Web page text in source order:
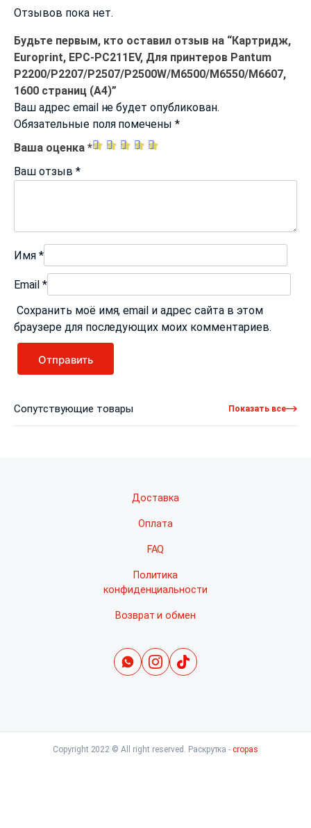
Отзывов пока нет.
Будьте первым, кто оставил отзыв на “Картридж,
Europrint, EPC-PC211EV, Для принтеров Pantum
P2200/P2207/P2507/P2500W/M6500/M6550/M6607,
1600 страниц (А4)”
Ваш адрес email не будет опубликован.
Обязательные поля помечены*
Ваша оценка *
Ваш отзыв *
Имя *
Email *
Сохранить моё имя, email и адрес сайта в этом
браузере для последующих моих комментариев.
Сопутствующие товары Показать все
Доставка
Оплата
FAQ
Политика
конфиденциальности
Возврат и обмен
Copyright 2022 © All right reserved. Раскрутка -cropas